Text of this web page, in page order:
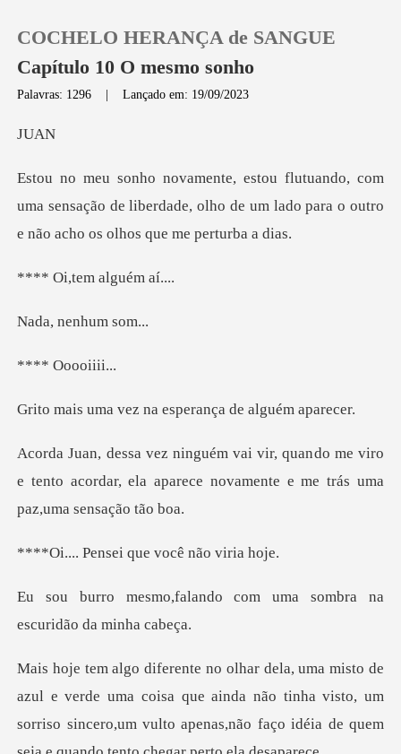
Loja
Histórico
Sair
COCHELO HERANÇA de SANGUE
Capítulo 10 O mesmo sonho
Palavras: 1296 |Lançado em: 19/09/2023
U
uma sensação de liberdade, olho de um lado para o
tem algu
nenhum
Ooooi
z na esperança de
do me viro
e tento acordar, ela aparece nova
sei que você n
ndo com uma sombra na
e
ma coisa que ainda não tinha visto, um
sorriso sincero,um vulto apenas,